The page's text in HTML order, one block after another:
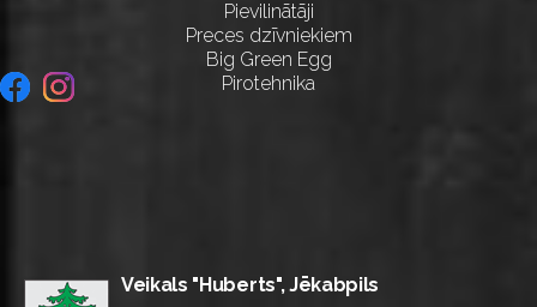
Pievilinātāji
Preces dzīvniekiem
Big Green Egg
Pirotehnika
Veikals "Huberts", Jēkabpils